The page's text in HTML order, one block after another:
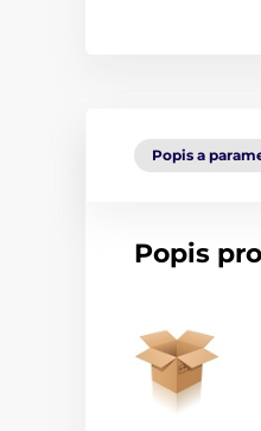
Popis a
Popis